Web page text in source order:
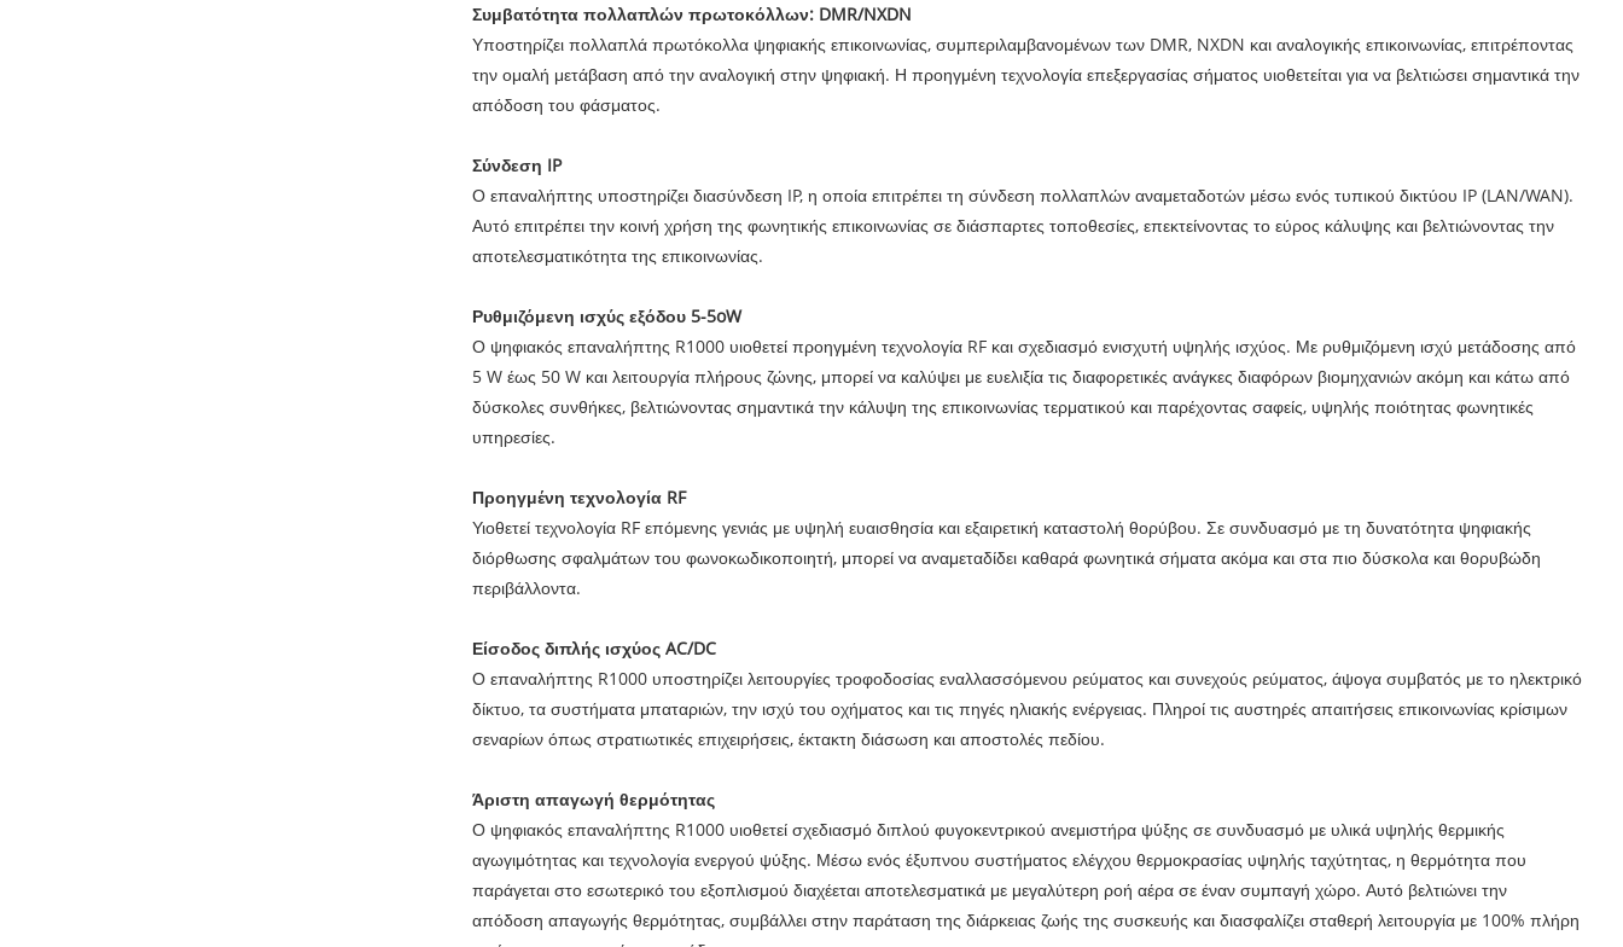
Συμβατότητα πολλαπλών πρωτοκόλλων: DMR/NXDN
Υποστηρίζει πολλαπλά πρωτόκολλα ψηφιακής επικοινωνίας, συμπεριλαμβανομένων των DMR, NXDN και αναλογικής επικοινωνίας, επιτρέποντας
την ομαλή μετάβαση από την αναλογική στην ψηφιακή. Η προηγμένη τεχνολογία επεξεργασίας σήματος υιοθετείται για να βελτιώσει σημαντικά την
απόδοση του φάσματος.
Σύνδεση IP
Ο επαναλήπτης υποστηρίζει διασύνδεση IP, η οποία επιτρέπει τη σύνδεση πολλαπλών αναμεταδοτών μέσω ενός τυπικού δικτύου IP (LAN/WAN).
Αυτό επιτρέπει την κοινή χρήση της φωνητικής επικοινωνίας σε διάσπαρτες τοποθεσίες, επεκτείνοντας το εύρος κάλυψης και βελτιώνοντας την
αποτελεσματικότητα της επικοινωνίας.
Ρυθμιζόμενη ισχύς εξόδου 5-5oW
Ο ψηφιακός επαναλήπτης R1000 υιοθετεί προηγμένη τεχνολογία RF και σχεδιασμό ενισχυτή υψηλής ισχύος. Με ρυθμιζόμενη ισχύ μετάδοσης από
5 W έως 50 W και λειτουργία πλήρους ζώνης, μπορεί να καλύψει με ευελιξία τις διαφορετικές ανάγκες διαφόρων βιομηχανιών ακόμη και κάτω από
δύσκολες συνθήκες, βελτιώνοντας σημαντικά την κάλυψη της επικοινωνίας τερματικού και παρέχοντας σαφείς, υψηλής ποιότητας φωνητικές
υπηρεσίες.
Προηγμένη τεχνολογία RF
Υιοθετεί τεχνολογία RF επόμενης γενιάς με υψηλή ευαισθησία και εξαιρετική καταστολή θορύβου. Σε συνδυασμό με τη δυνατότητα ψηφιακής
διόρθωσης σφαλμάτων του φωνοκωδικοποιητή, μπορεί να αναμεταδίδει καθαρά φωνητικά σήματα ακόμα και στα πιο δύσκολα και θορυβώδη
περιβάλλοντα.
Είσοδος διπλής ισχύος AC/DC
Ο επαναλήπτης R1000 υποστηρίζει λειτουργίες τροφοδοσίας εναλλασσόμενου ρεύματος και συνεχούς ρεύματος, άψογα συμβατός με το ηλεκτρικό
δίκτυο, τα συστήματα μπαταριών, την ισχύ του οχήματος και τις πηγές ηλιακής ενέργειας. Πληροί τις αυστηρές απαιτήσεις επικοινωνίας κρίσιμων
σεναρίων όπως στρατιωτικές επιχειρήσεις, έκτακτη διάσωση και αποστολές πεδίου.
Άριστη απαγωγή θερμότητας
Ο ψηφιακός επαναλήπτης R1000 υιοθετεί σχεδιασμό διπλού φυγοκεντρικού ανεμιστήρα ψύξης σε συνδυασμό με υλικά υψηλής θερμικής
αγωγιμότητας και τεχνολογία ενεργού ψύξης. Μέσω ενός έξυπνου συστήματος ελέγχου θερμοκρασίας υψηλής ταχύτητας, η θερμότητα που
παράγεται στο εσωτερικό του εξοπλισμού διαχέεται αποτελεσματικά με μεγαλύτερη ροή αέρα σε έναν συμπαγή χώρο. Αυτό βελτιώνει την
απόδοση απαγωγής θερμότητας, συμβάλλει στην παράταση της διάρκειας ζωής της συσκευής και διασφαλίζει σταθερή λειτουργία με 100% πλήρη